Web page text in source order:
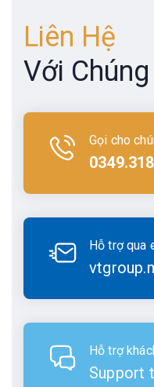
Liên Hệ
Với
Gọi cho
Hỗ trợ qua
Hỗ trợ
Support